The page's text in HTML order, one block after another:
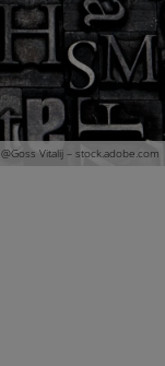
@Goss Vitalij – stock.adobe.com